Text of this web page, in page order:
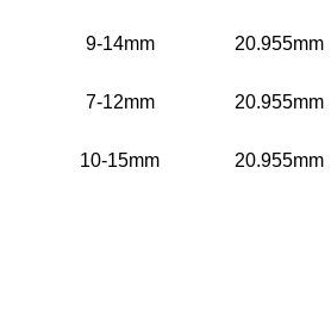
9-14mm 20.955mm
7-12mm 20.955mm
10-15mm 20.955mm